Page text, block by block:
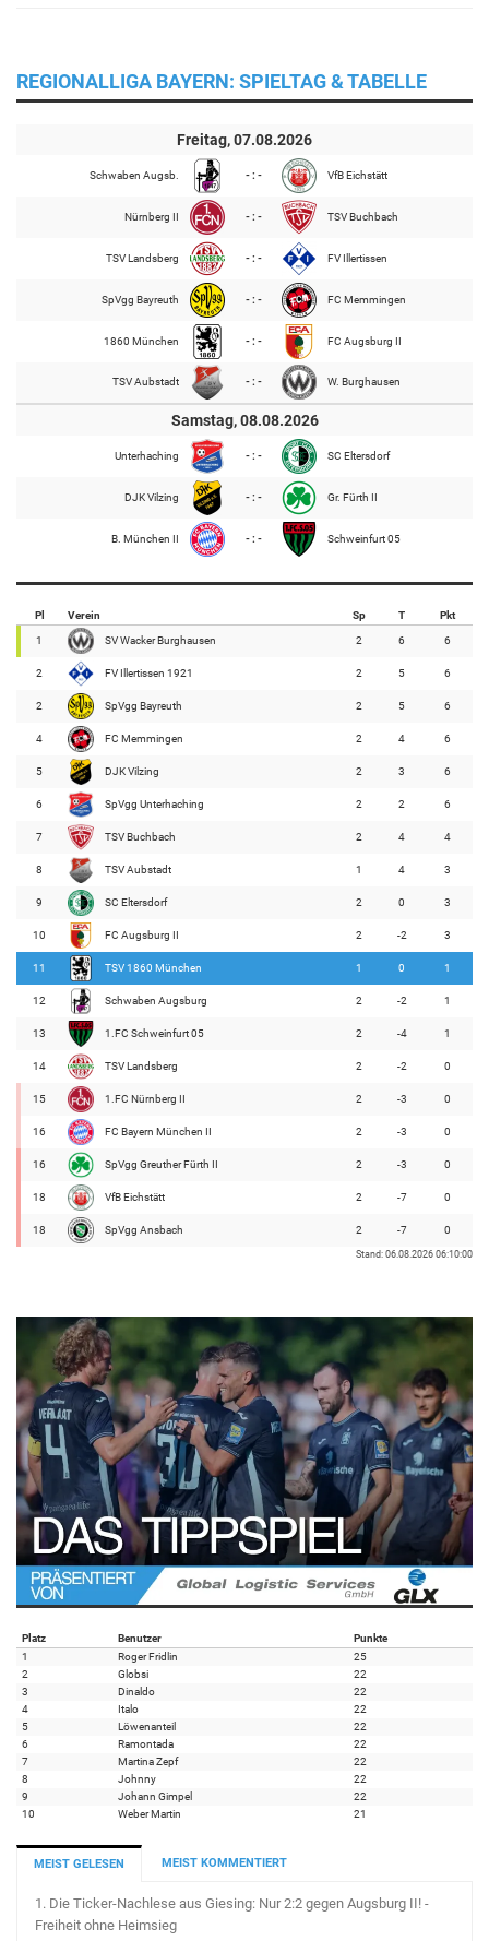
REGIONALLIGA BAYERN: SPIELTAG & TABELLE
Freitag, 07.08.2026
Schwaben Augsb. - : - VfB Eichstätt
Nürnberg II - : - TSV Buchbach
TSV Landsberg - : - FV Illertissen
SpVgg Bayreuth - : - FC Memmingen
1860 München - : - FC Augsburg II
TSV Aubstadt - : - W. Burghausen
Samstag, 08.08.2026
Unterhaching - : - SC Eltersdorf
DJK Vilzing - : - Gr. Fürth II
B. München II - : - Schweinfurt 05
Pl Verein Sp T Pkt
1 SV Wacker Burghausen 2 6 6
2 FV Illertissen 1921 2 5 6
2 SpVgg Bayreuth 2 5 6
4 FC Memmingen 2 4 6
5 DJK Vilzing 2 3 6
6 SpVgg Unterhaching 2 2 6
7 TSV Buchbach 2 4 4
8 TSV Aubstadt 1 4 3
9 SC Eltersdorf 2 0 3
10 FC Augsburg II 2 -2 3
11 TSV 1860 München 1 0 1
12 Schwaben Augsburg 2 -2 1
13 1.FC Schweinfurt 05 2 -4 1
14 TSV Landsberg 2 -2 0
15 1.FC Nürnberg II 2 -3 0
16 FC Bayern München II 2 -3 0
16 SpVgg Greuther Fürth II 2 -3 0
18 VfB Eichstätt 2 -7 0
18 SpVgg Ansbach 2 -7 0
Stand: 06.08.2026 06:10:00
Platz Benutzer
Punkte
1
Roger Fridlin
25
2
Globsi
22
3
Dinaldo
22
4
Italo
22
5
Löwenanteil
22
6
Ramontada
22
7
Martina Zepf
22
8
Johnny
22
9
Johann Gimpel
22
10
Weber Martin 21
MEIST GELESEN MEIST KOMMENTIERT
1. Die Ticker-Nachlese aus Giesing: Nur 2:2 gegen Augsburg II! -
Freiheit ohne Heimsieg